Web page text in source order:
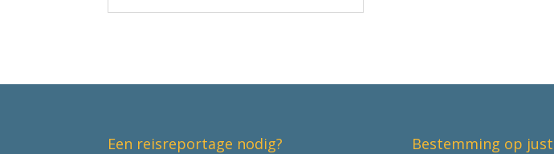
Een reisreportage nodig? Bestemming op